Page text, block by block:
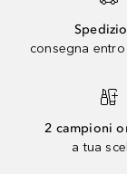
consegna
2 campioni
a tua